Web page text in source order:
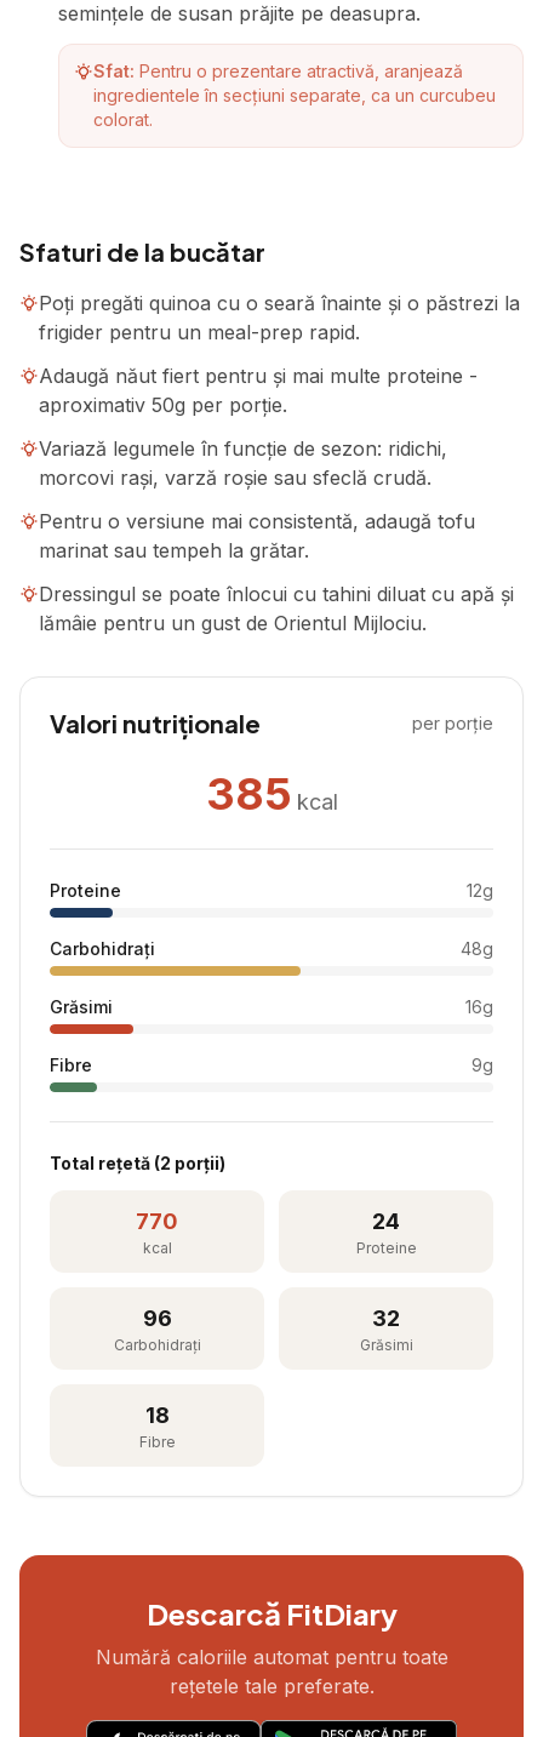
semințele de susan prăjite pe deasupra.
Sfat: Pentru o prezentare atractivă, aranjează
ingredientele în secțiuni separate, ca un curcubeu
colorat.
Sfaturi de la bucătar
Poți pregăti quinoa cu o seară înainte și o păstrezi la
frigider pentru un meal-prep rapid.
Adaugă năut fiert pentru și mai multe proteine -
aproximativ 50g per porție.
Variază legumele în funcție de sezon: ridichi,
morcovi rași, varză roșie sau sfeclă crudă.
Pentru o versiune mai consistentă, adaugă tofu
marinat sau tempeh la grătar.
Dressingul se poate înlocui cu tahini diluat cu apă și
lămâie pentru un gust de Orientul Mijlociu.
Valori nutriționale per porție
385 kcal
Proteine 12g
Carbohidrați 48g
Grăsimi 16g
Fibre 9g
Total rețetă (2 porții)
770
kcal
24
Proteine
96
Carbohidrați
32
Grăsimi
18
Fibre
Descarcă FitDiary
Numără caloriile automat pentru toate
rețetele tale preferate.